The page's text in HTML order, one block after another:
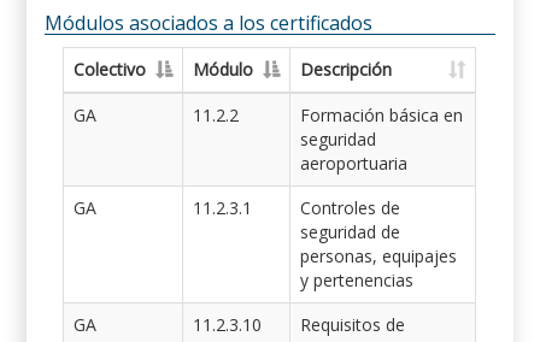
Módulos asociados a los certificados
Colectivo Módulo
Descripción
GA
11.2.2
Formación básica en
seguridad
aeroportuaria
GA
11.2.3.1
Controles de
seguridad de
personas, equipajes
y pertenencias
GA
11.2.3.10
Requisitos de